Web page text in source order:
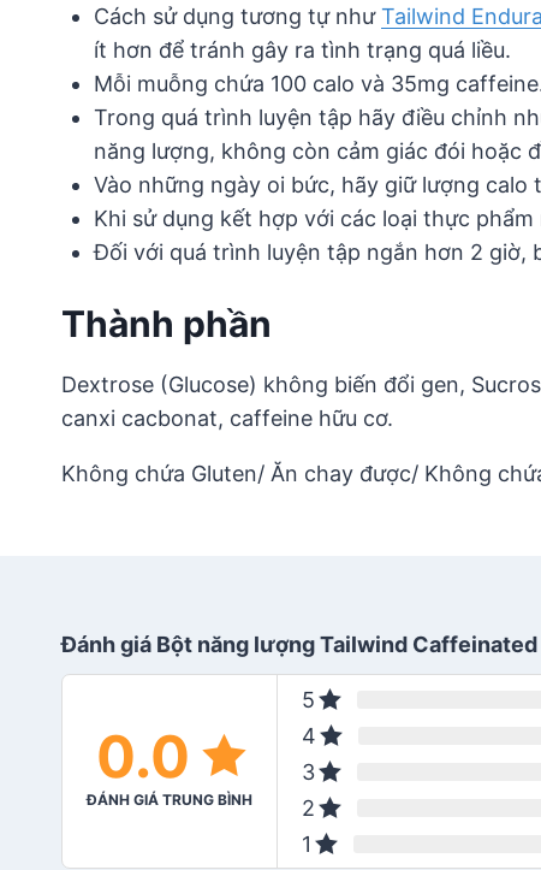
Cách sử dụng tương tự nhưTailwind
ít hơn để tránh gây ra tình trạng quá liều.
Mỗi muỗng chứa 100 calo và 35mg
Trong quá trình luyện tập hãy điều chỉnh
năng lượng, không còn cảm giác đói hoặc
Vào những ngày oi bức, hãy giữ lượng
Khi sử dụng kết hợp với các loại thực
Đối với quá trình luyện tập ngắn hơn 2 giờ,
Thành phần
Dextrose (Glucose) không biến đổi gen,
canxi cacbonat, caffeine hữu cơ.
Không chứa Gluten/ Ăn chay được/ Không
Đánh giá Bột năng lượng Tailwind Caffeinated
0.0
ĐÁNH GIÁ TRUNG BÌNH
5
4
3
2
1